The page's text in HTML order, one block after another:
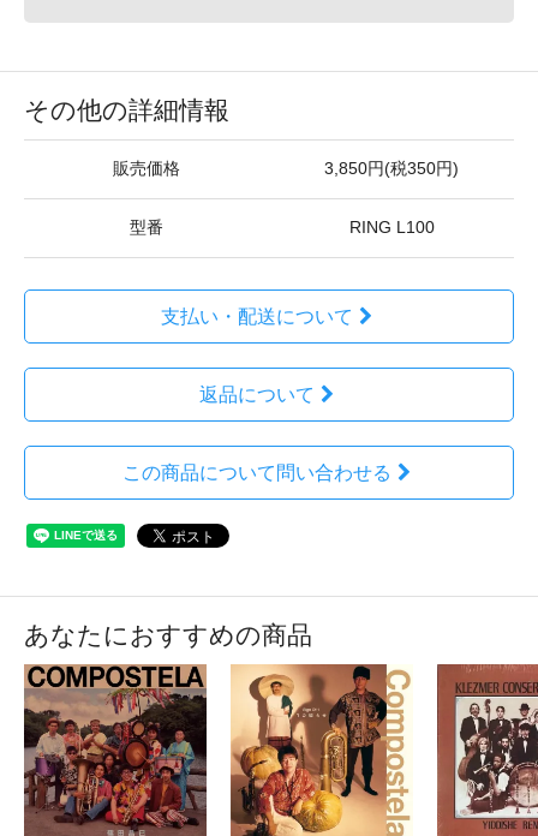
その他の詳細情報
販売価格 3,850円(税350円)
型番 RING L100
支払い・配送について
返品について
この商品について問い合わせる
あなたにおすすめの商品